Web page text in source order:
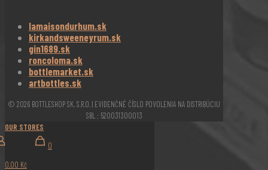
lamaisondurhum.sk
kirkandsweeneyrum.sk
gin1689.sk
roncoloma.sk
bottlemarket.sk
artbottles.sk
© 2026 BOTTLESHOP SK, S.R.O. | EVIDENČNÉ ČÍSLO POVOLENIA NA DISTRIBÚCIU
SBL : 520031300013
OUR STORES
0
0,00 Kč